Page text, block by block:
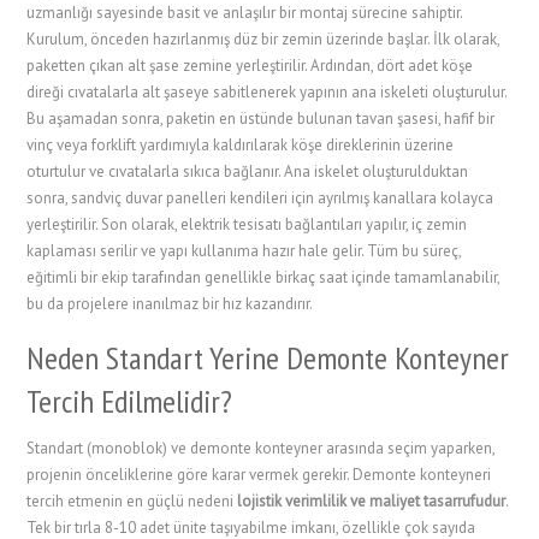
uzmanlığı sayesinde basit ve anlaşılır bir montaj sürecine sahiptir.
Kurulum, önceden hazırlanmış düz bir zemin üzerinde başlar. İlk olarak,
paketten çıkan alt şase zemine yerleştirilir. Ardından, dört adet köşe
direği cıvatalarla alt şaseye sabitlenerek yapının ana iskeleti oluşturulur.
Bu aşamadan sonra, paketin en üstünde bulunan tavan şasesi, hafif bir
vinç veya forklift yardımıyla kaldırılarak köşe direklerinin üzerine
oturtulur ve cıvatalarla sıkıca bağlanır. Ana iskelet oluşturulduktan
sonra, sandviç duvar panelleri kendileri için ayrılmış kanallara kolayca
yerleştirilir. Son olarak, elektrik tesisatı bağlantıları yapılır, iç zemin
kaplaması serilir ve yapı kullanıma hazır hale gelir. Tüm bu süreç,
eğitimli bir ekip tarafından genellikle birkaç saat içinde tamamlanabilir,
bu da projelere inanılmaz bir hız kazandırır.
Neden Standart Yerine Demonte Konteyner
Tercih Edilmelidir?
Standart (monoblok) ve demonte konteyner arasında seçim yaparken,
projenin önceliklerine göre karar vermek gerekir. Demonte konteyneri
tercih etmenin en güçlü nedeni lojistik verimlilik ve maliyet tasarrufudur.
Tek bir tırla 8-10 adet ünite taşıyabilme imkanı, özellikle çok sayıda